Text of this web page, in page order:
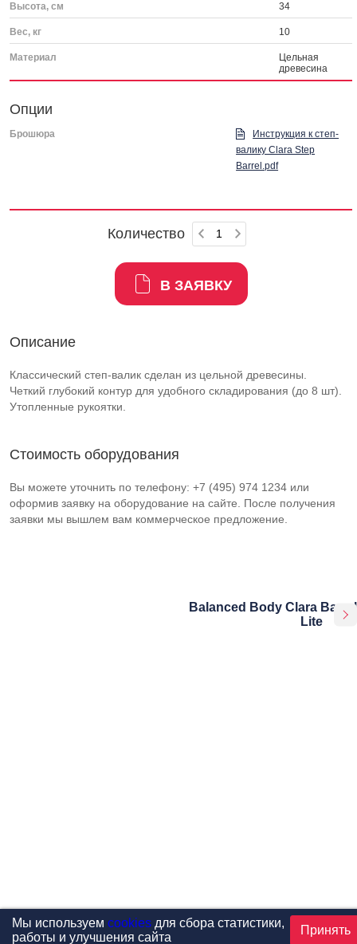
Высота, см 34
Вес, кг 10
Материал
Цельная
древесина
Опции
Брошюра
Инструкция к cтеп-
валику Clara Step
Barrel.pdf
Количество
В ЗАЯВКУ
Описание
Классический степ-валик cделан из цельной древесины.
Четкий глубокий контур для удобного складирования (до 8 шт).
Утопленные рукоятки.
Стоимость оборудования
Вы можете уточнить по телефону: +7 (495) 974 1234 или
оформив заявку на оборудование на сайте. После получения
заявки мы вышлем вам коммерческое предложение.
Balanced Body Clara Barrel
Lite
Мы используем cookiesдля сбора статистики,
работы и улучшения сайта
Принять